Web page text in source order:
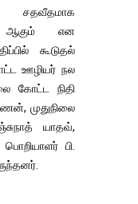
சதவீதமாக
ஆகும் என
கூடுதல்
ஊழியர் நல
கோட்ட நிதி
முதுநிலை
யாதவ்,
பி.